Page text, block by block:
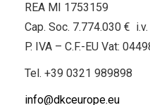
REA MI 1753159
Cap. Soc. 7.774.030 € i.v.
P. IVA – C.F.-EU Vat:
Tel. +39 0321 989898
info@dkceurope.eu